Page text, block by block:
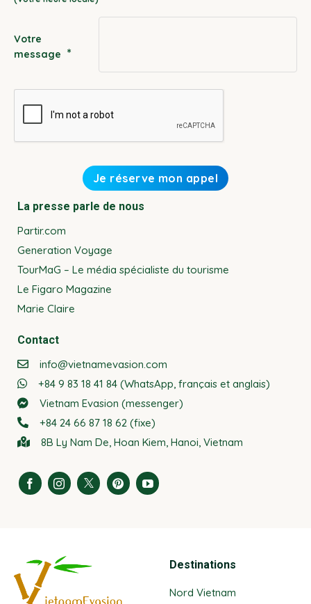
Votre
message *
La presse parle de nous
Partir.com
Generation Voyage
TourMaG – Le média spécialiste du tourisme
Le Figaro Magazine
Marie Claire
Contact
info@vietnamevasion.com
+84 9 83 18 41 84 (WhatsApp, français et anglais)
Vietnam Evasion (messenger)
+84 24 66 87 18 62 (fixe)
8B Ly Nam De, Hoan Kiem, Hanoi, Vietnam
Destinations
Nord Vietnam